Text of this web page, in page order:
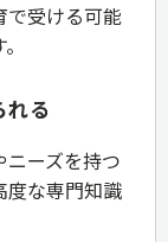
で受ける可能
れる
ーズを持つ
度な専門知識